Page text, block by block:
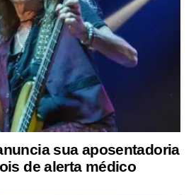
sua aposentadoria
de alerta médico